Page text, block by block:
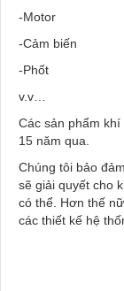
-Motor
-Cảm biến
-Phốt
v.v…
Các sản phẩm
15 năm qua.
Chúng tôi bảo
sẽ giải quyết cho
có thể. Hơn thế
các thiết kế hệ